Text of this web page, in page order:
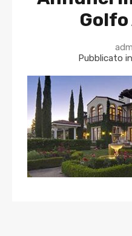
Pubblicato